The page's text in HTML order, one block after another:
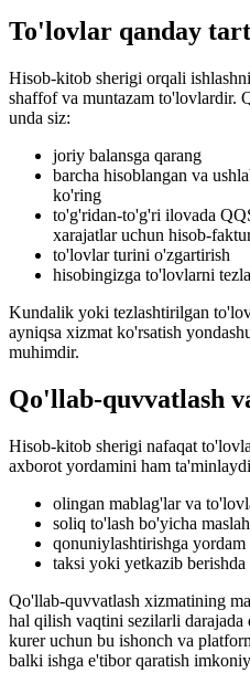
To'lovlar qanday
Hisob-kitob sherigi orqali
shaffof va muntazam to'lovlardir.
unda siz:
joriy balansga qarang
barcha hisoblangan va
ko'ring
to'g'ridan-to'g'ri ilovada
xarajatlar uchun hisob-
to'lovlar turini o'zgartirish
hisobingizga to'lovlarni
Kundalik yoki tezlashtirilgan
ayniqsa xizmat ko'rsatish
muhimdir.
Qo'llab-quvvatlash
Hisob-kitob sherigi nafaqat
axborot yordamini ham
olingan mablag'lar va
soliq to'lash bo'yicha
qonuniylashtirishga yordam
taksi yoki yetkazib
Qo'llab-quvvatlash xizmatining
hal qilish vaqtini sezilarli
kurer uchun bu ishonch va
balki ishga e'tibor qaratish